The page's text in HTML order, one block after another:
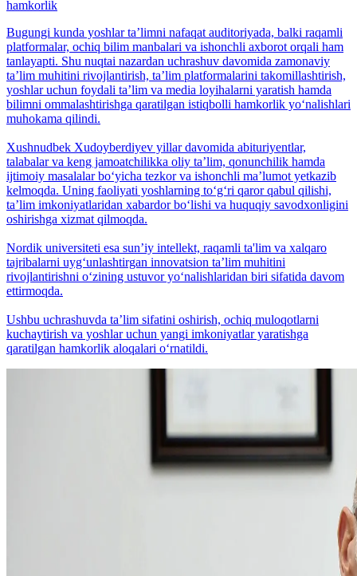
hamkorlik
Bugungi kunda yoshlar taʼlimni nafaqat auditoriyada, balki raqamli
platformalar, ochiq bilim manbalari va ishonchli axborot orqali ham
tanlayapti. Shu nuqtai nazardan uchrashuv davomida zamonaviy
taʼlim muhitini rivojlantirish, taʼlim platformalarini takomillashtirish,
yoshlar uchun foydali taʼlim va media loyihalarni yaratish hamda
bilimni ommalashtirishga qaratilgan istiqbolli hamkorlik yo‘nalishlari
muhokama qilindi.
Xushnudbek Xudoyberdiyev yillar davomida abituriyentlar,
talabalar va keng jamoatchilikka oliy taʼlim, qonunchilik hamda
ijtimoiy masalalar bo‘yicha tezkor va ishonchli maʼlumot yetkazib
kelmoqda. Uning faoliyati yoshlarning to‘g‘ri qaror qabul qilishi,
taʼlim imkoniyatlaridan xabardor bo‘lishi va huquqiy savodxonligini
oshirishga xizmat qilmoqda.
Nordik universiteti esa sunʼiy intellekt, raqamli ta'lim va xalqaro
tajribalarni uyg‘unlashtirgan innovatsion taʼlim muhitini
rivojlantirishni o‘zining ustuvor yo‘nalishlaridan biri sifatida davom
ettirmoqda.
Ushbu uchrashuvda taʼlim sifatini oshirish, ochiq muloqotlarni
kuchaytirish va yoshlar uchun yangi imkoniyatlar yaratishga
qaratilgan hamkorlik aloqalari o‘rnatildi.